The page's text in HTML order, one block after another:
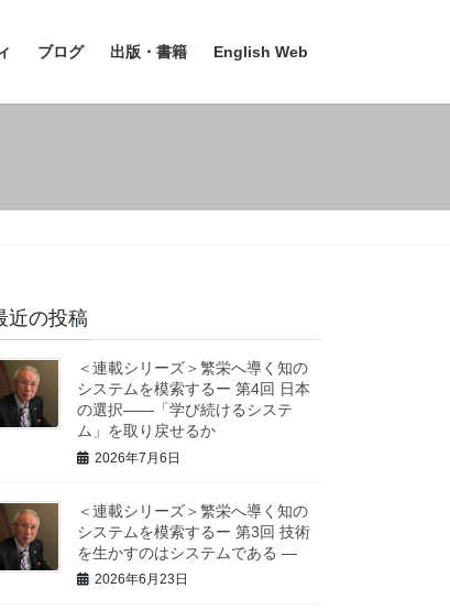
ブログ 出版・書籍 English Web
近の投稿
＜連載シリーズ＞繁栄へ導く知の
システムを模索するー 第4回 日本
の選択――「学び続けるシステ
ム」を取り戻せるか
2026年7月6日
＜連載シリーズ＞繁栄へ導く知の
システムを模索するー 第3回 技術
を生かすのはシステムである ―
2026年6月23日